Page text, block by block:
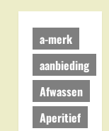
a-merk
aanbieding
Afwassen
Aperitief